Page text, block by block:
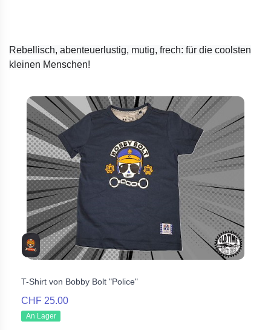
Rebellisch, abenteuerlustig, mutig, frech: für die coolsten
kleinen Menschen!
T-Shirt von Bobby Bolt "Police"
CHF 25.00
An Lager